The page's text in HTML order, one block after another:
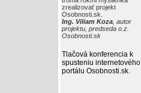
zrealizovať projekt
Osobnosti.sk.
Ing. Viliam Koza , autor
projektu, predseda o.z.
Osobnosti.sk
Tlačová konferencia k
spusteniu internetového
portálu Osobnosti.sk